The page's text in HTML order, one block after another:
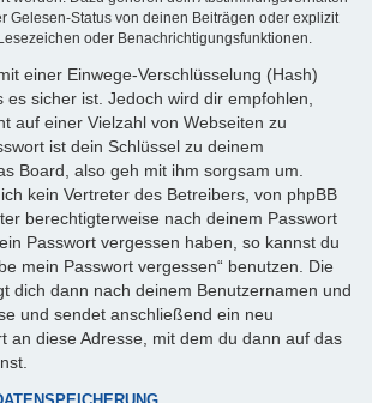
Gelesen-Status von deinen Beiträgen oder explizit
oder Benachrichtigungsfunktionen.
einer Einwege-Verschlüsselung (Hash)
sicher ist. Jedoch wird dir empfohlen,
auf einer Vielzahl von Webseiten zu
ist dein Schlüssel zu deinem
Board, also geh mit ihm sorgsam um.
kein Vertreter des Betreibers, von phpBB
berechtigterweise nach deinem Passwort
Passwort vergessen haben, so kannst du
mein Passwort vergessen“ benutzen. Die
dich dann nach deinem Benutzernamen und
und sendet anschließend ein neu
an diese Adresse, mit dem du dann auf das